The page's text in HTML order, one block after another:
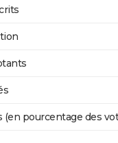
(en pourcentage des